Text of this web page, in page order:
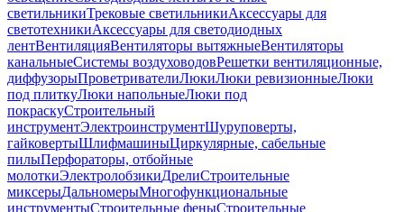
светильникиТрековые светильникиАксессуары для
светотехникиАксессуары для светодиодных
лентВентиляцияВентиляторы вытяжныеВентиляторы
канальныеСистемы воздуховодовРешетки вентиляционные,
диффузорыПроветривателиЛюкиЛюки ревизионныеЛюки
под плиткуЛюки напольныеЛюки под
покраскуСтроительный
инструментЭлектроинструментШуруповерты,
гайковертыШлифмашиныЦиркулярные, сабельные
пилыПерфораторы, отбойные
молоткиЭлектролобзикиДрелиСтроительные
миксерыДальномерыМногофункциональные
инструментыСтроительные феныСтроительные